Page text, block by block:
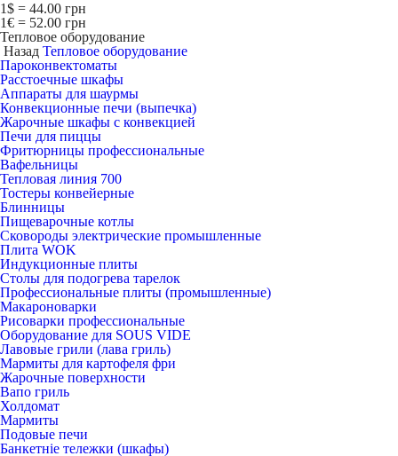
1$ = 44.00 грн
1€ = 52.00 грн
Тепловое оборудование
Назад Тепловое оборудование
Пароконвектоматы
Расcтоечные шкафы
Аппараты для шаурмы
Конвекционные печи (выпечка)
Жарочные шкафы с конвекцией
Печи для пиццы
Фритюрницы профессиональные
Вафельницы
Тепловая линия 700
Тостеры конвейерные
Блинницы
Пищеварочные котлы
Сковороды электрические промышленные
Плита WOK
Индукционные плиты
Столы для подогрева тарелок
Профессиональные плиты (промышленные)
Макароноварки
Рисоварки профессиональные
Оборудование для SOUS VIDE
Лавовые грили (лава гриль)
Мармиты для картофеля фри
Жарочные поверхности
Вапо гриль
Холдомат
Мармиты
Подовые печи
Банкетніе тележки (шкафы)